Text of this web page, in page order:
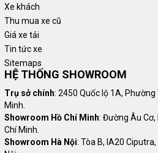
Xe khách
Thu mua xe cũ
Giá xe tải
Tin tức xe
Sitemaps
HỆ THỐNG SHOWROOM
Trụ sở chính: 2450 Quốc lộ 1A, Phường
Minh.
Showroom Hồ Chí Minh: Đường Âu Cơ,
Chí Minh.
Showroom Hà Nội: Tòa B, IA20